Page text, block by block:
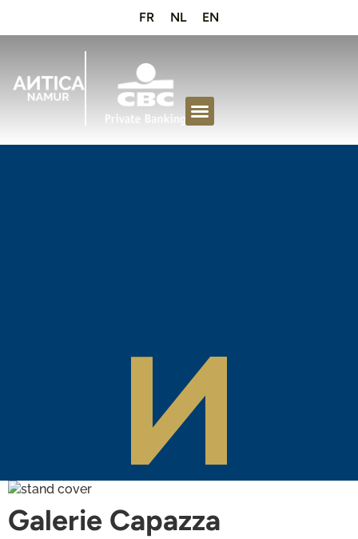
FR NL EN
Galerie Capazza